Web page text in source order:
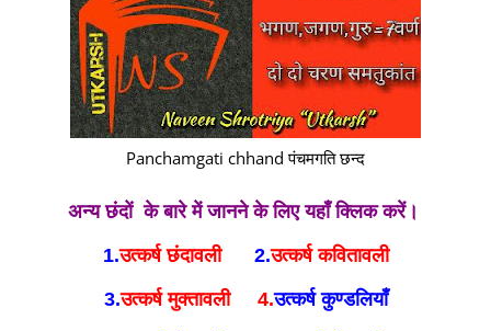
Panchamgati chhand पंचमगति छन्द
अन्य छंदों के बारे में जानने के लिए यहाँ क्लिक करें।
1.उत्कर्ष छंदावली 2.उत्कर्ष कवितावली
3.उत्कर्ष मुक्तावली 4.उत्कर्ष कुण्डलियाँ